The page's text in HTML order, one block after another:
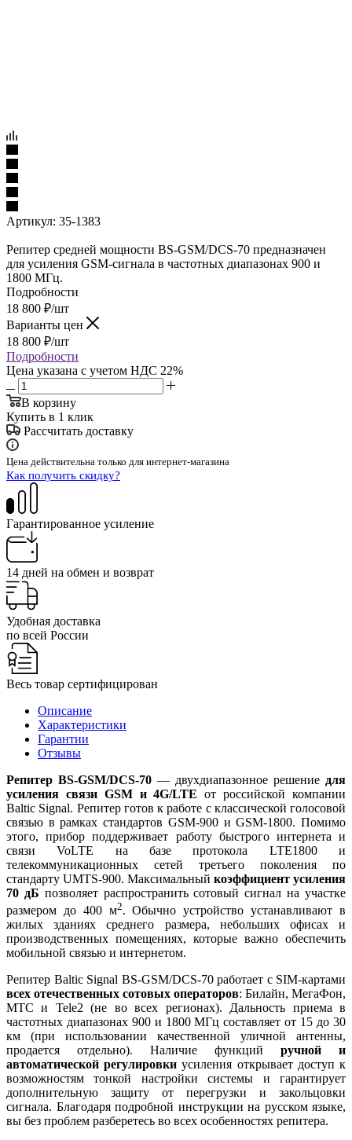
Артикул: 35-1383
Репитер средней мощности BS-GSM/DCS-70 предназначен
для усиления GSM-сигнала в частотных диапазонах 900 и
1800 МГц.
Подробности
18 800 ₽/шт
Варианты цен
18 800 ₽/шт
Подробности
Цена указана с учетом НДС 22%
В корзину
Купить в 1 клик
Рассчитать доставку
Цена действительна только для интернет-магазина
Как получить скидку?
Гарантированное усиление
14 дней на обмен и возврат
Удобная доставка
по всей России
Весь товар сертифицирован
Описание
Характеристики
Гарантии
Отзывы
Репитер BS-GSM/DCS-70 — двухдиапазонное решение для
усиления связи GSM и 4G/LTE от российской компании
Baltic Signal. Репитер готов к работе с классической голосовой
связью в рамках стандартов GSM-900 и GSM-1800. Помимо
этого, прибор поддерживает работу быстрого интернета и
связи VoLTE на базе протокола LTE1800 и
телекоммуникационных сетей третьего поколения по
стандарту UMTS-900. Максимальный коэффициент усиления
70 дБ позволяет распространить сотовый сигнал на участке
размером до 400 м2. Обычно устройство устанавливают в
жилых зданиях среднего размера, небольших офисах и
производственных помещениях, которые важно обеспечить
мобильной связью и интернетом.
Репитер Baltic Signal BS-GSM/DCS-70 работает с SIM-картами
всех отечественных сотовых операторов: Билайн, МегаФон,
МТС и Tele2 (не во всех регионах). Дальность приема в
частотных диапазонах 900 и 1800 МГц составляет от 15 до 30
км (при использовании качественной уличной антенны,
продается отдельно). Наличие функций ручной и
автоматической регулировки усиления открывает доступ к
возможностям тонкой настройки системы и гарантирует
дополнительную защиту от перегрузки и закольцовки
сигнала. Благодаря подробной инструкции на русском языке,
вы без проблем разберетесь во всех особенностях репитера.